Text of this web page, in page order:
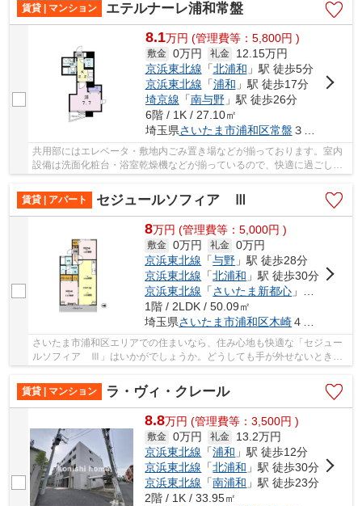
賃貸 | マンション
エテルナーレ浦和常盤
8.1万円 (管理費等：5,800円 )
敷金 0万円 礼金
12.15万円
京浜東北線 「北浦和 」駅 徒歩5分
京浜東北線 「浦和 」駅 徒歩17分
埼京線 「南与野」駅 徒歩26分
6階 / 1K / 27.10㎡
埼玉県さいたま市浦和区常盤 ３丁目２２-１５
共用部にはエレベータ・敷地内ごみ置き場などが揃っております。室内
設備は洗面化粧台・浴室乾燥機などが揃っているので、快適に過ごしや
賃貸 | アパート
セジュールソフィア Ⅲ
8万円 (管理費等：5,000円 )
敷金 0万円 礼金 0万円
京浜東北線 「与野 」駅 徒歩28分
京浜東北線 「北浦和 」駅 徒歩30分
京浜東北線 「さいたま新都心 」駅 徒歩40分
1階 / 2LDK / 50.09㎡
埼玉県さいたま市浦和区木崎４丁目１８-１４
さいたま市浦和区エリアでの住まいなら、住み心地も快適な「セジュー
ルソフィア Ⅲ」はいかがでしょうか。どうしても手が外せないときで
賃貸 | マンション
ラ・ヴィ・クレール
8.8万円 (管理費等：3,500円 )
敷金 0万円 礼金
13.2万円
京浜東北線 「浦和 」駅 徒歩12分
京浜東北線 「北浦和 」駅 徒歩30分
京浜東北線 「南浦和 」駅 徒歩23分
2階 / 1K / 33.95㎡